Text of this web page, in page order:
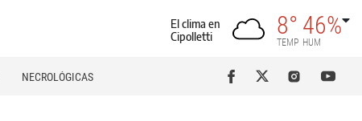
El clima en
Cipolletti
8°
TEMP
46%
HUM
NECROLÓGICAS